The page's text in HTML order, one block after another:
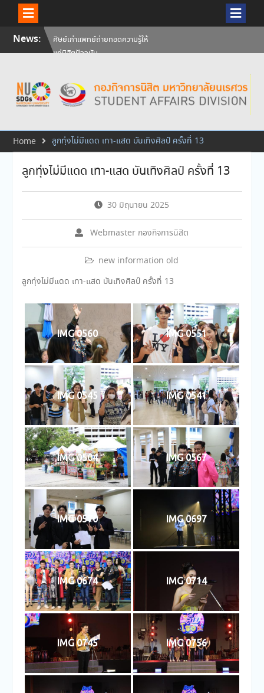
SkipNews:
ศิษย์เก่าแพทย์ถ่ายทอดความรู้ให้
แก่นิสิตปัจจุบัน
นเรศวร ครบรอบ 36 ปี 29
กรกฎาคม 2569
สัมภาษณ์นิสิตเพื่อพิจารณาเข้ารับ
ประจำปีการศึกษา 256
Home ลูกทุ่งไม่มีแดด เทา-แสด บันเทิงศิลป์ ครั้งที่ 13
ลูกทุ่งไม่มีแดด เทา-แสด บันเทิงศิลป์ ครั้งที่ 13
30 มิถุนายน 2025
Webmaster กองกิจการนิสิต
new information old
ลูกทุ่งไม่มีแดด เทา-แสด บันเทิงศิลป์ ครั้งที่ 13
IMG 0560 IMG 0551
IMG 0545 IMG 0541
IMG 0504 IMG 0567
IMG 0570 IMG 0697
IMG 0674 IMG 0714
IMG 0745 IMG 0756